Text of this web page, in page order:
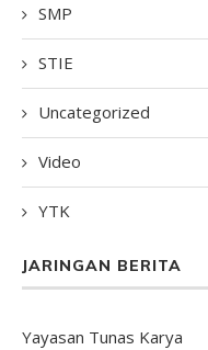
SMP
STIE
Uncategorized
Video
YTK
JARINGAN BERITA
Yayasan Tunas Karya